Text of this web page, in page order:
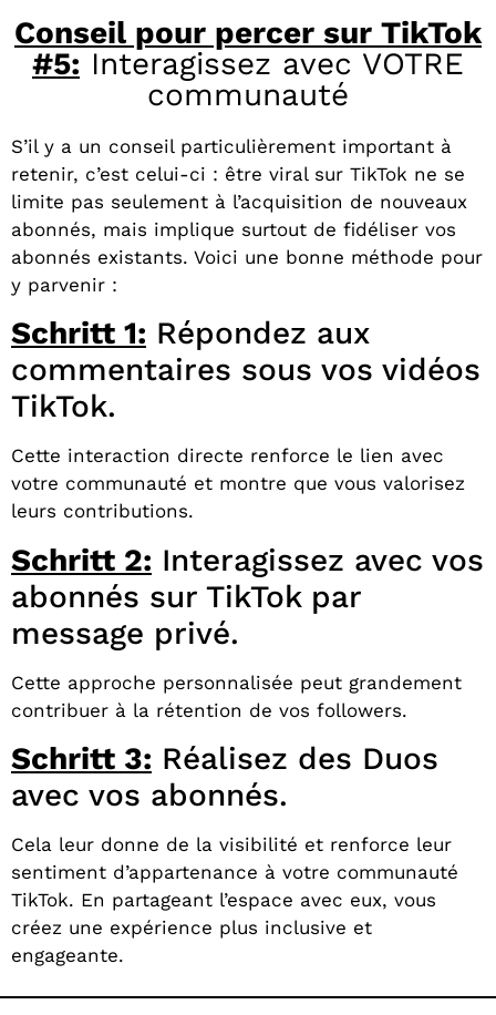
Conseil pour percer sur TikTok
#5: Interagissez avec VOTRE
communauté
S’il y a un conseil particulièrement important à
retenir, c’est celui-ci : être viral sur TikTok ne se
limite pas seulement à l’acquisition de nouveaux
abonnés, mais implique surtout de fidéliser vos
abonnés existants. Voici une bonne méthode pour
y parvenir :
Schritt 1: Répondez aux
commentaires sous vos vidéos
TikTok.
Cette interaction directe renforce le lien avec
votre communauté et montre que vous valorisez
leurs contributions.
Schritt 2: Interagissez avec vos
abonnés sur TikTok par
message privé.
Cette approche personnalisée peut grandement
contribuer à la rétention de vos followers.
Schritt 3: Réalisez des Duos
avec vos abonnés.
Cela leur donne de la visibilité et renforce leur
sentiment d’appartenance à votre communauté
TikTok. En partageant l’espace avec eux, vous
créez une expérience plus inclusive et
engageante.